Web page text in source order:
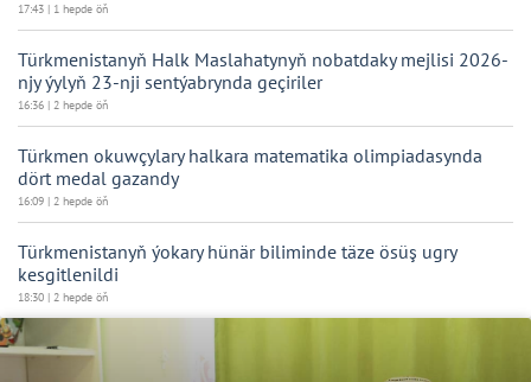
17:43 | 1 hepde öň
Türkmenistanyň Halk Maslahatynyň nobatdaky mejlisi 2026-
njy ýylyň 23-nji sentýabrynda geçiriler
16:36 | 2 hepde öň
Türkmen okuwçylary halkara matematika olimpiadasynda
dört medal gazandy
16:09 | 2 hepde öň
Türkmenistanyň ýokary hünär biliminde täze ösüş ugry
kesgitlenildi
18:30 | 2 hepde öň